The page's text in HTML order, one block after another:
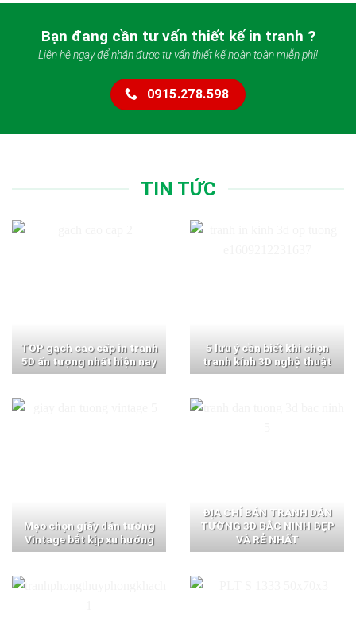
Bạn đang cần tư vấn thiết kế in tranh ?
Liên hệ ngay để nhận được tư vấn thiết kế hoàn toàn miễn phí!
0915.278.598
TIN TỨC
TOP gạch cao cấp in tranh
5D ấn tượng nhất hiện nay
5 lưu ý cần biết khi chọn
tranh kính 3D nghệ thuật
Mẹo chọn giấy dán tường
Vintage bắt kịp xu hướng
ĐỊA CHỈ BÁN TRANH DÁN
TƯỜNG 3D BẮC NINH ĐẸP
VÀ RẺ NHẤT